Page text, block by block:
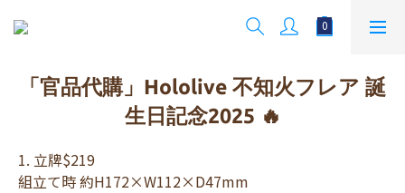
「官品代購」Hololive 不知火フレア 誕
生日記念2025 🔥
1. 立牌$219
組立て時 約H172×W112×D47mm